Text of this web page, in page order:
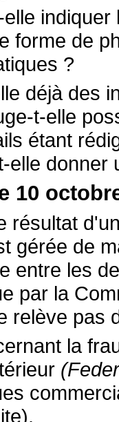
forme de
?
déjà des
t-elle
étant
elle donner
10
résultat
gérée de
entre les
par la
relève pas
la